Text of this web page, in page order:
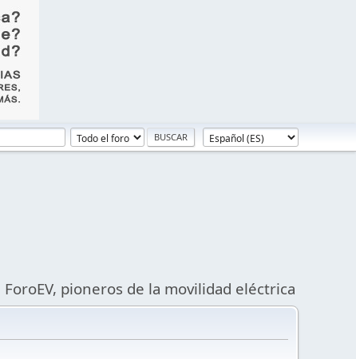
ForoEV, pioneros de la movilidad eléctrica